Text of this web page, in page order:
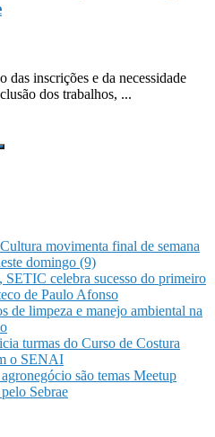
inscrições e da necessidade
dos trabalhos, ...
movimenta final de semana
domingo (9)
SETIC celebra sucesso do primeiro
de Paulo Afonso
de limpeza e manejo ambiental na
turmas do Curso de Costura
o SENAI
são temas Meetup
Sebrae